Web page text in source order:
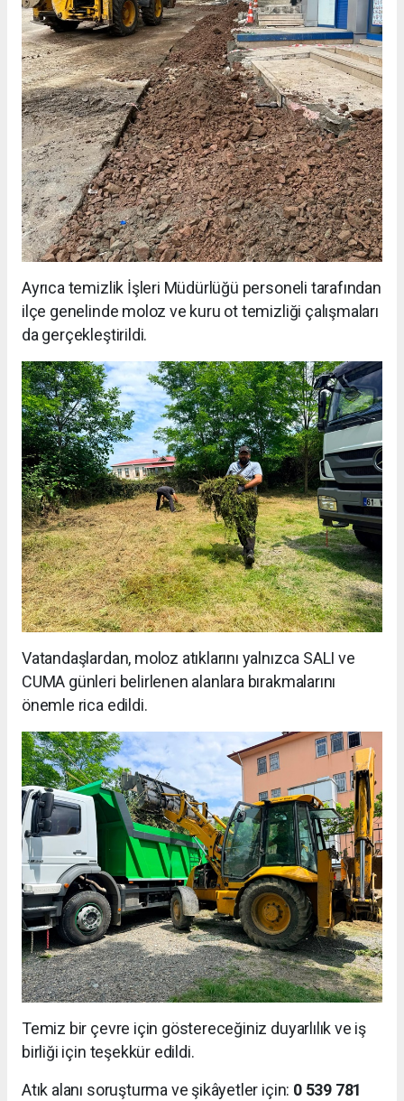
Ayrıca temizlik İşleri Müdürlüğü personeli tarafından
ilçe genelinde moloz ve kuru ot temizliği çalışmaları
da gerçekleştirildi.
Vatandaşlardan, moloz atıklarını yalnızca SALI ve
CUMA günleri belirlenen alanlara bırakmalarını
önemle rica edildi.
Temiz bir çevre için göstereceğiniz duyarlılık ve iş
birliği için teşekkür edildi.
Atık alanı soruşturma ve şikâyetler için: 0 539 781